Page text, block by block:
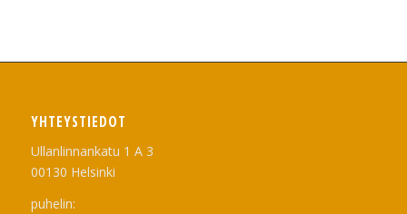
YHTEYSTIEDOT
Ullanlinnankatu 1 A 3
00130 Helsinki
puhelin: